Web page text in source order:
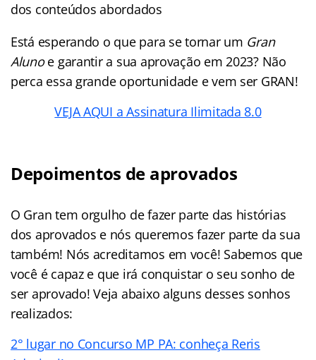
dos conteúdos abordados
Está esperando o que para se tornar um Gran
Alunoe garantir a sua aprovação em 2023? Não
perca essa grande oportunidade e vem ser GRAN!
VEJA AQUI a Assinatura Ilimitada 8.0
Depoimentos de aprovados
O Gran tem orgulho de fazer parte das histórias
dos aprovados e nós queremos fazer parte da sua
também! Nós acreditamos em você! Sabemos que
você é capaz e que irá conquistar o seu sonho de
ser aprovado! Veja abaixo alguns desses sonhos
realizados:
2° lugar no Concurso MP PA: conheça Reris